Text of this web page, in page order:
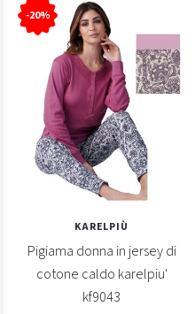
-20%
KARELPIÙ
Pigiama donna in jersey di
cotone caldo karelpiu'
kf9043